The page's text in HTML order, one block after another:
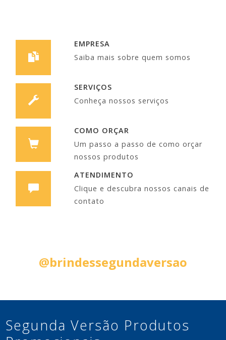
EMPRESA
Saiba mais sobre quem somos
SERVIÇOS
Conheça nossos serviços
COMO ORÇAR
Um passo a passo de como orçar
nossos produtos
ATENDIMENTO
Clique e descubra nossos canais de
contato
@brindessegundaversao
Segunda Versão Produtos